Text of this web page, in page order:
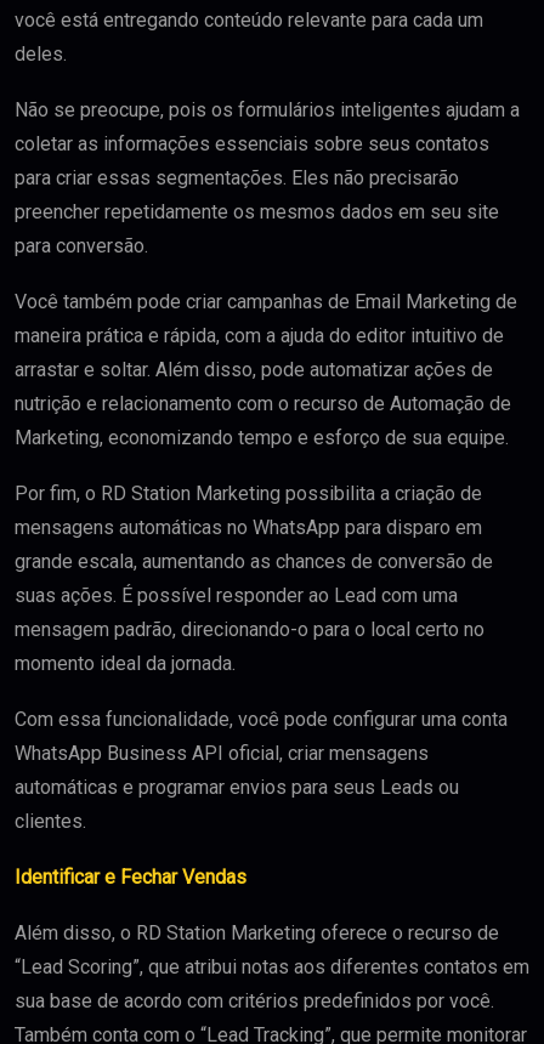
você está entregando conteúdo relevante para cada um
deles.
Não se preocupe, pois os formulários inteligentes ajudam a
coletar as informações essenciais sobre seus contatos
para criar essas segmentações. Eles não precisarão
preencher repetidamente os mesmos dados em seu site
para conversão.
Você também pode criar campanhas de Email Marketing de
maneira prática e rápida, com a ajuda do editor intuitivo de
arrastar e soltar. Além disso, pode automatizar ações de
nutrição e relacionamento com o recurso de Automação de
Marketing, economizando tempo e esforço de sua equipe.
Por fim, o RD Station Marketing possibilita a criação de
mensagens automáticas no WhatsApp para disparo em
grande escala, aumentando as chances de conversão de
suas ações. É possível responder ao Lead com uma
mensagem padrão, direcionando-o para o local certo no
momento ideal da jornada.
Com essa funcionalidade, você pode configurar uma conta
WhatsApp Business API oficial, criar mensagens
automáticas e programar envios para seus Leads ou
clientes.
Identificar e Fechar Vendas
Além disso, o RD Station Marketing oferece o recurso de
“Lead Scoring”, que atribui notas aos diferentes contatos em
sua base de acordo com critérios predefinidos por você.
Também conta com o “Lead Tracking”, que permite monitorar